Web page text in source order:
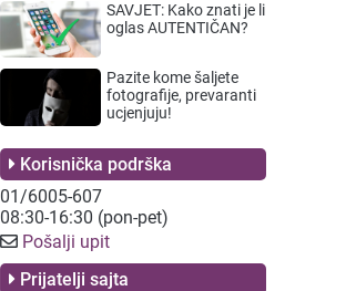
SAVJET: Kako znati je li
oglas AUTENTIČAN?
Pazite kome šaljete
fotografije, prevaranti
ucjenjuju!
Korisnička podrška
01/6005-607
08:30-16:30 (pon-pet)
Pošalji upit
Prijatelji sajta